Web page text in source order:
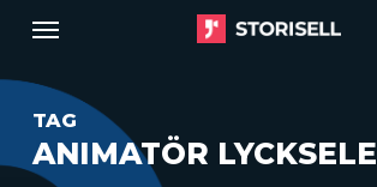
main
content
Menu
TAG
ANIMATÖR LYCKSELE